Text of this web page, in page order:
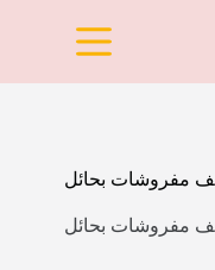
مفروشات بحائل
مفروشات بحائل